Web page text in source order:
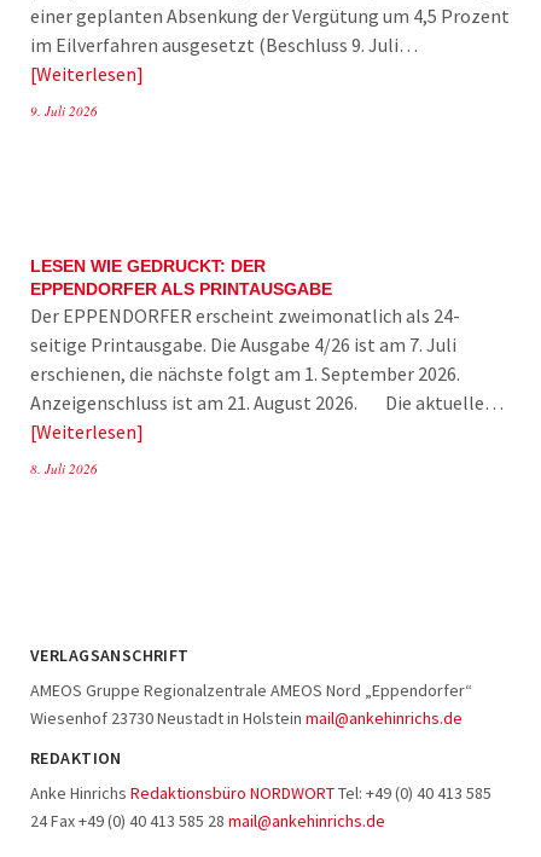
einer geplanten Absenkung der Vergütung um 4,5 Prozent
im Eilverfahren ausgesetzt (Beschluss 9. Juli…
Weiterlesen
9. Juli 2026
LESEN WIE GEDRUCKT: DER
EPPENDORFER ALS PRINTAUSGABE
Der EPPENDORFER erscheint zweimonatlich als 24-
seitige Printausgabe. Die Ausgabe 4/26 ist am 7. Juli
erschienen, die nächste folgt am 1. September 2026.
Anzeigenschluss ist am 21. August 2026. Die aktuelle…
Weiterlesen
8. Juli 2026
VERLAGSANSCHRIFT
AMEOS Gruppe Regionalzentrale AMEOS Nord „Eppendorfer“
Wiesenhof 23730 Neustadt in Holstein mail@ankehinrichs.de
REDAKTION
Anke Hinrichs Redaktionsbüro NORDWORTTel: +49 (0) 40 413 585
24 Fax +49 (0) 40 413 585 28 mail@ankehinrichs.de